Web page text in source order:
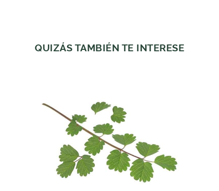
QUIZÁS TAMBIÉN TE INTERESE